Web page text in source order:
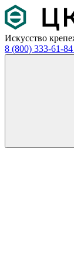
Искусство
8 (800) 333-61-84